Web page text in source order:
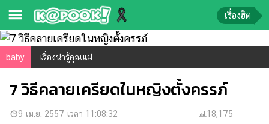
ข่าว-
ความ
รู้
ข่าว
เรื่องฮิต
baby เรื่องน่ารู้คุณแม่
7 วิธีคลายเครียดในหญิงตั้งครรภ์
9 เม.ย. 2557 เวลา 11:08:32 18,175